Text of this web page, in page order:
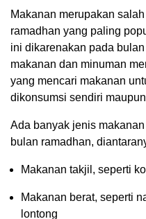
Makanan merupakan
ramadhan yang paling
ini dikarenakan pada
makanan dan minuman
yang mencari makanan
dikonsumsi sendiri
Ada banyak jenis
bulan ramadhan,
Makanan takjil, seperti
Makanan berat, seperti
lontong